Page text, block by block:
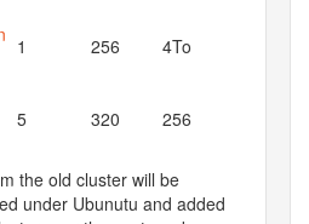
1 256 4To
5 320 256
the old cluster will be
under Ubunutu and added